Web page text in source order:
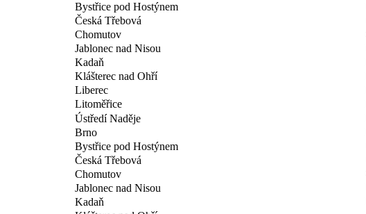
Bystřice pod Hostýnem
Česká Třebová
Chomutov
Jablonec nad Nisou
Kadaň
Klášterec nad Ohří
Liberec
Litoměřice
Ústředí Naděje
Brno
Bystřice pod Hostýnem
Česká Třebová
Chomutov
Jablonec nad Nisou
Kadaň